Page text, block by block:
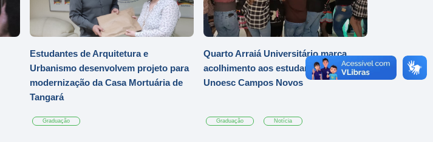
Estudantes de Arquitetura e
Urbanismo desenvolvem projeto para
modernização da Casa Mortuária de
Tangará
Graduação
Quarto Arraiá Universitário marca
acolhimento aos estudantes da
Unoesc Campos Novos
Graduação Notícia